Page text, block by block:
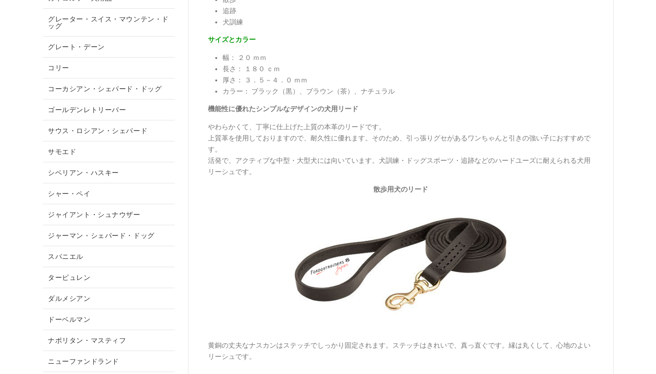
追跡
犬訓練
サイズとカラー
幅： ２０ ｍｍ
長さ： １８０ ｃｍ
厚さ： ３．５ ~ ４．０ ｍｍ
カラー： ブラック（黒）、ブラウン（茶）、ナチュラル
機能性に優れたシンプルなデザインの犬用リード
やわらかくて、丁寧に仕上げた上質の本革のリードです。
上質革を使用しておりますので、耐久性に優れます。そのため、引っ張りグセがあるワンちゃんと引きの強い子におすすめで
す。
活発で、アクティブな中型・大型犬には向いています。犬訓練・ドッグスポーツ・追跡などのハードユーズに耐えられる犬用
リーシュです。
散歩用犬のリード
黄銅の丈夫なナスカンはステッチでしっかり固定されます。ステッチはきれいで、真っ直ぐです。縁は丸くして、心地のよい
リーシュです。
グレーター・スイス・マウンテン・ド
ッグ
グレート・デーン
コリー
コーカシアン・シェパード・ドッグ
ゴールデンレトリーバー
サウス・ロシアン・シェパード
サモエド
シベリアン・ハスキー
シャー・ペイ
ジャイアント・シュナウザー
ジャーマン・シェパード・ドッグ
スパニエル
タービュレン
ダルメシアン
ドーベルマン
ナポリタン・マスティフ
ニューファンドランド